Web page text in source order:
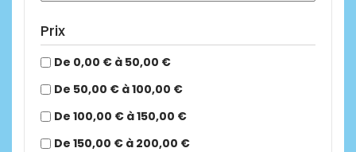
Prix
De 0,00 € à 50,00 €
De 50,00 € à 100,00 €
De 100,00 € à 150,00 €
De 150,00 € à 200,00 €